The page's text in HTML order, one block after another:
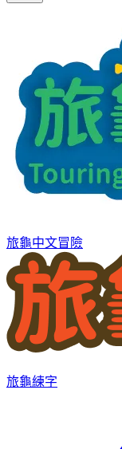
旅龜中文冒險
旅龜練字